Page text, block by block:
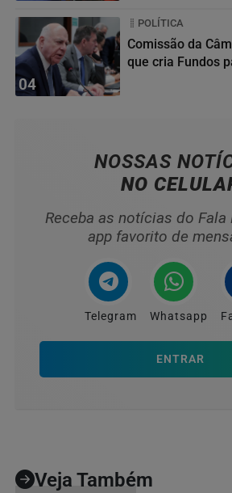
04
POLÍTICA
Comissão da
que cria Fundos
NOSSAS
NO
Receba as notícias do Fala
app favorito de
Telegram Whatsapp
ENTRAR
Veja Também